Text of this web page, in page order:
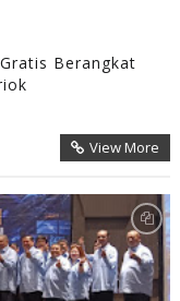
Berangkat
View More